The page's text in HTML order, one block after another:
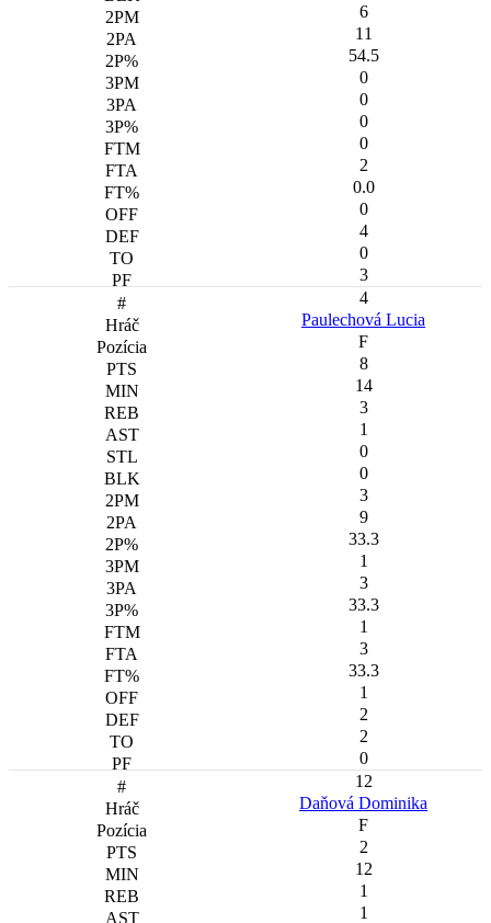
6
11
54.5
0
0
0
0
2
0.0
0
4
0
3
4
Paulechová Lucia
F
8
14
3
1
0
0
3
9
33.3
1
3
33.3
1
3
33.3
1
2
2
0
12
Daňová Dominika
F
2
12
1
1